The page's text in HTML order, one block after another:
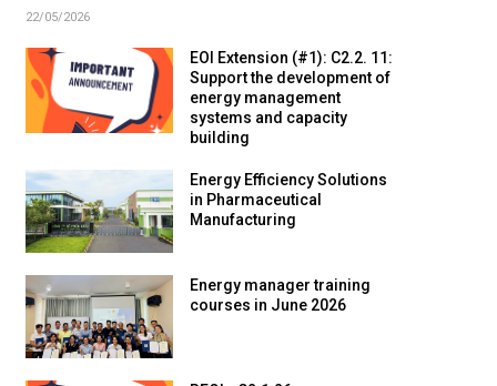
22/05/2026
EOI Extension (#1): C2.2. 11:
Support the development of
energy management
systems and capacity
building
Energy Efficiency Solutions
in Pharmaceutical
Manufacturing
Energy manager training
courses in June 2026